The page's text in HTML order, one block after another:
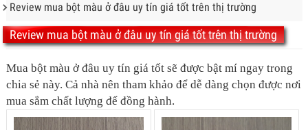
Review mua bột màu ở đâu uy tín giá tốt trên thị trường
Review mua bột màu ở đâu uy tín giá tốt trên thị trường
Mua bột màu ở đâu uy tín giá tốt sẽ được bật mí ngay trong
chia sẻ này. Cả nhà nên tham khảo để dễ dàng chọn được nơi
mua sắm chất lượng để đồng hành.